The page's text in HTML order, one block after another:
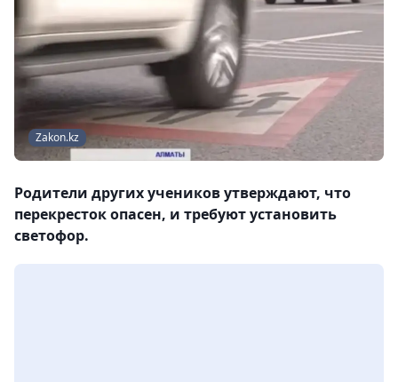
Zakon.kz
Родители других учеников утверждают, что
перекресток опасен, и требуют установить
светофор.